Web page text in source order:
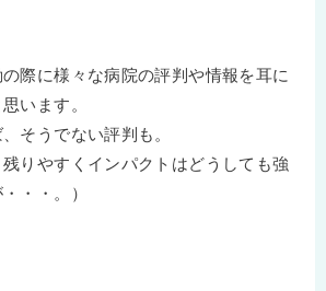
際に様々な病院の評判や情報を耳に
います。
そうでない評判も。
残りやすくインパクトはどうしても強
・・。）